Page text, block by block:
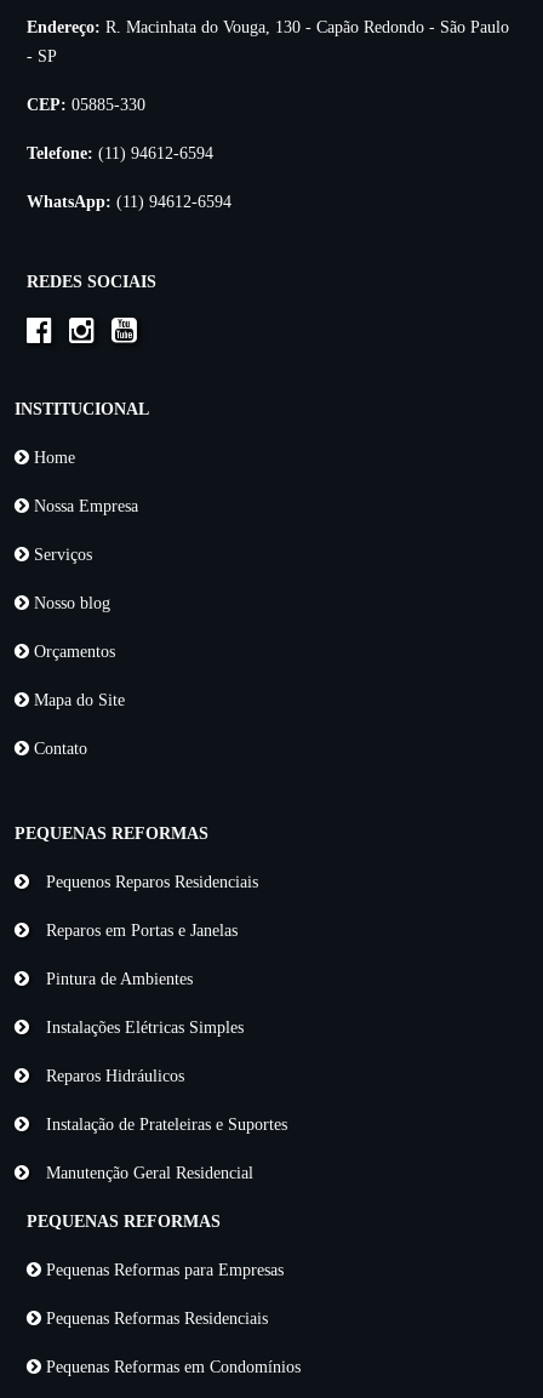
Endereço: R. Macinhata do Vouga, 130 - Capão Redondo - São Paulo
- SP
CEP: 05885-330
Telefone: (11) 94612-6594
WhatsApp: (11) 94612-6594
REDES SOCIAIS
INSTITUCIONAL
Home
Nossa Empresa
Serviços
Nosso blog
Orçamentos
Mapa do Site
Contato
PEQUENAS REFORMAS
Pequenos Reparos Residenciais
Reparos em Portas e Janelas
Pintura de Ambientes
Instalações Elétricas Simples
Reparos Hidráulicos
Instalação de Prateleiras e Suportes
Manutenção Geral Residencial
PEQUENAS REFORMAS
Pequenas Reformas para Empresas
Pequenas Reformas Residenciais
Pequenas Reformas em Condomínios